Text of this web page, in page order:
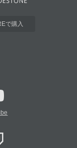
で購入